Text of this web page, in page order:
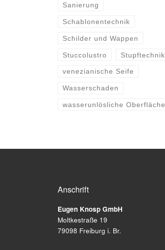
Sanierung
Schablonentechnik
Schilder und Wappen
Stuccolustro Stupftechnik
venezianische Seife
Wasserschaden
wasserunlösliche Oberfläche
Anschrift
Eugen Knosp GmbH
Moltkestraße 19
79098 Freiburg i. Br.